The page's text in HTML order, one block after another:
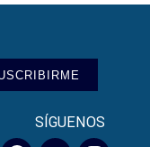
SÍGUENOS